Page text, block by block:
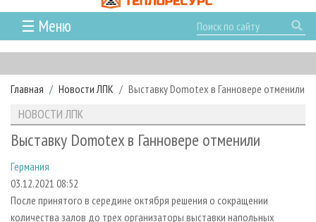
☰ Меню
ГЛАВНАЯ
РУБРИКИ И ТЕМЫ
РУБРИКИ ЖУРНАЛА
ЛЕСНОЕ ХОЗЯЙСТВО
ЛЕСОЗАГОТОВКА
ЛЕСОПИЛЕНИЕ
ДЕРЕВООБРАБОТКА
СУШКА ДРЕВЕСИНЫ
НОВОСТИ
КАЛЕНДАРЬ СОБЫТИЙ
НОВОСТИ ЛПК
НОВОСТИ ЖУРНАЛА
НОВОСТИ КОМПАНИЙ
ПРОЕКТЫ ЛПИ
АНАЛИТИКА
ПРЕДПРИЯТИЯ ЛПК
ЛЕСНЫЕ РЕГИОНЫ РОССИИ
ПЕРСОНЫ
АРХИВ
АРХИВ ЖУРНАЛОВ
О ЖУРНАЛЕ
КОНТАКТЫ
РЕКЛАМОДАТЕЛЯМ
РЕКЛАМА
Главная Новости ЛПК Выставку Domotex в Ганновере отменили
НОВОСТИ ЛПК
Выставку Domotex в Ганновере отменили
Германия
03.12.2021 08:52
После принятого в середине октября решения о сокращении
количества залов до трех организаторы выставки напольных